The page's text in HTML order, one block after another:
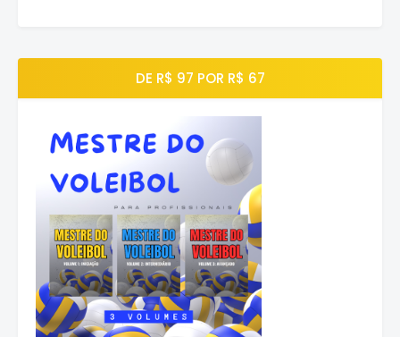
DE R$ 97 POR R$ 67